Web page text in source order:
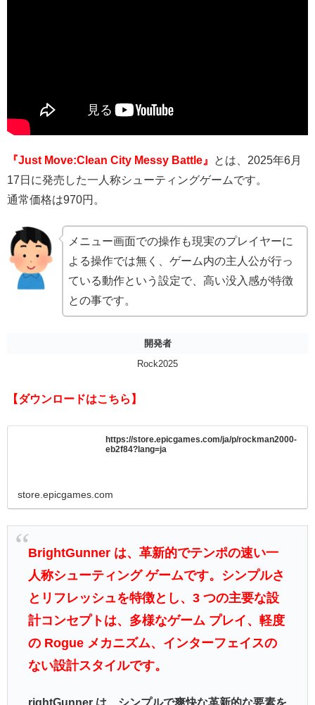
『Just Move:Clean City Messy Battle』
とは、2025年6月
17日に発売した一人称シューティングゲームです。
通常価格は970円。
メニュー画面での操作も現実のプレイヤーに
よる操作では無く、ゲーム内の主人公が行っ
ている動作という設定で、高い没入感が特徴
との事です。
開発者
Rock2025
【ダウンロードはこちら】
https://store.epicgames.com/ja/p/rockman2000-
eb2f84?lang=ja
store.epicgames.com
BrightGunner は、革新的でテンポの速い一
人称シューティング ゲームです。シンプルさ
とリフレッシュを特徴とし、3 つの主要な設
計コンセプトは、多様なゲーム プレイ、軽度
の Rogue メカニズム、インターフェイスの
ない設計スタイルです。
rightGunner は、シンプルで爽快な革新的な要素を